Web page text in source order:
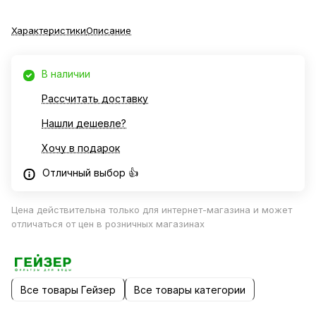
ХарактеристикиОписание
В наличии
Рассчитать доставку
Нашли дешевле?
Хочу в подарок
Отличный выбор 👍
Цена действительна только для интернет-магазина и может
отличаться от цен в розничных магазинах
Все товары Гейзер Все товары категории